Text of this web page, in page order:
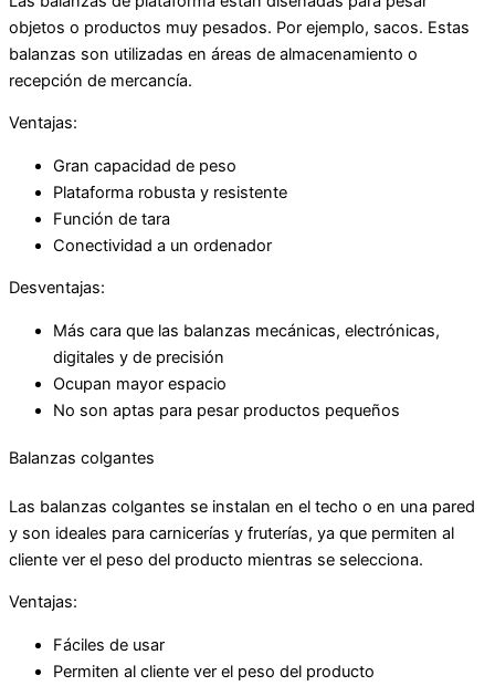
objetos o productos muy pesados. Por ejemplo, sacos. Estas
balanzas son utilizadas en áreas de almacenamiento o
recepción de mercancía.
Ventajas:
Gran capacidad de peso
Plataforma robusta y resistente
Función de tara
Conectividad a un ordenador
Desventajas:
Más cara que las balanzas mecánicas, electrónicas,
digitales y de precisión
Ocupan mayor espacio
No son aptas para pesar productos pequeños
Balanzas colgantes
Las balanzas colgantes se instalan en el techo o en una pared
y son ideales para carnicerías y fruterías, ya que permiten al
cliente ver el peso del producto mientras se selecciona.
Ventajas:
Fáciles de usar
Permiten al cliente ver el peso del producto